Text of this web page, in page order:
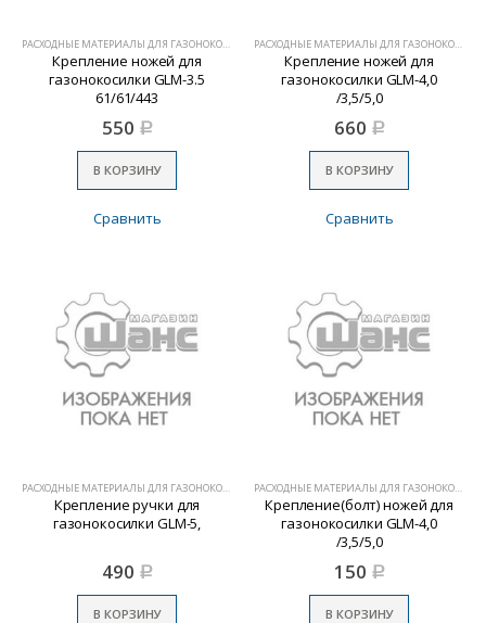
РАСХОДНЫЕ МАТЕРИАЛЫ ДЛЯ ГАЗОНОКОСИЛОК
Крепление ножей для
газонокосилки GLM-3.5
61/61/443
550 Р
В КОРЗИНУ
Сравнить
РАСХОДНЫЕ МАТЕРИАЛЫ ДЛЯ ГАЗОНОКОСИЛОК
Крепление ножей для
газонокосилки GLM-4,0
/3,5/5,0
660 Р
В КОРЗИНУ
Сравнить
РАСХОДНЫЕ МАТЕРИАЛЫ ДЛЯ ГАЗОНОКОСИЛОК
Крепление ручки для
газонокосилки GLM-5,
490 Р
В КОРЗИНУ
РАСХОДНЫЕ МАТЕРИАЛЫ ДЛЯ ГАЗОНОКОСИЛОК
Крепление(болт) ножей для
газонокосилки GLM-4,0
/3,5/5,0
150 Р
В КОРЗИНУ